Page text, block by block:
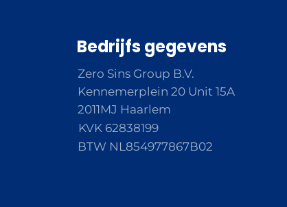
Bedrijfs gegevens
Zero Sins Group B.V.
Kennemerplein 20 Unit 15A
2011MJ Haarlem
KVK 62838199
BTW NL854977867B02